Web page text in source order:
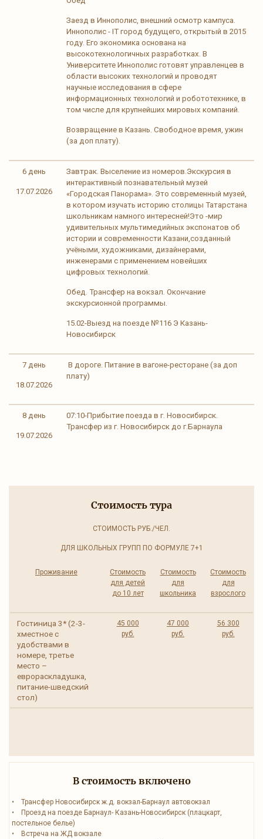
Заезд в Иннополис, внешний осмотр кампуса.
Иннополис - IT город будущего, открытый в 2015
году. Его экономика основана на
высокотехнологичных разработках. В
Университете Иннополис готовят управленцев в
области высоких технологий и проводят
научные исследования в сфере
информационных технологий и робототехнике, в
том числе для крупнейших мировых компаний.
Возвращение в Казань. Свободное время, ужин
(за доп плату).
6 день
17.07.2026
Завтрак. Выселение из номеров.Экскурсия в
интерактивный познавательный музей
«Городская Панорама». Это современный музей,
в котором изучать историю столицы Татарстана
школьникам намного интересней!Это -мир
удивительных мультимедийных экспонатов об
истории и современности Казани,созданный
учёными, художниками, дизайнерами,
инженерами с применением новейших
цифровых технологий.
Обед. Трансфер на вокзал. Окончание
экскурсионной программы.
15.02-Выезд на поезде №116 Э Казань-
Новосибирск
7 день
18.07.2026
В дороге. Питание в вагоне-ресторане (за доп
плату)
8 день
19.07.2026
07:10-Прибытие поезда в г. Новосибирск.
Трансфер из г. Новосибирск до г.Барнаула
Стоимость тура
СТОИМОСТЬ РУБ./ЧЕЛ.
ДЛЯ ШКОЛЬНЫХ ГРУПП ПО ФОРМУЛЕ 7+1
Проживание
Стоимость
для детей
до 10 лет
Стоимость
для
школьника
Стоимость
для
взрослого
Гостиница 3* (2-3-
хместное с
удобствами в
номере, третье
место –
еврораскладушка,
питание-шведский
стол)
45 000
руб.
47 000
руб.
56 300
руб.
В стоимость включено
• Трансфер Новосибирск ж.д. вокзал-Барнаул автовокзал
• Проезд на поезде Барнаул- Казань-Новосибирск (плацкарт,
постельное белье)
• Встреча на ЖД вокзале